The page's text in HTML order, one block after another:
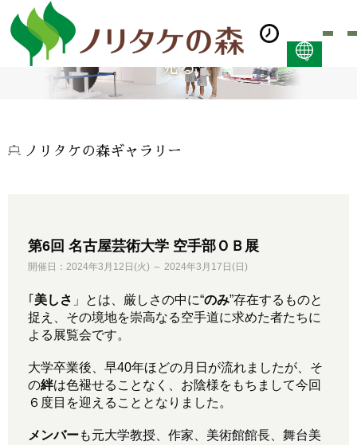
한국어 (PDF:609KB)
見る
ノリタケの森ギャラリー
第6回 名古屋芸術大学 空手部ＯＢ展
開催日：2024年3月12日(火) ～ 2024年3月17日(日)
｢ 美しさ 」とは、厳しさの中に“のみ”存在するものと
捉え、その境地を崇高なる空手道に求めた者たちに
よる展覧会です。
大学卒業後、早40年ほどの月日が流れましたが、そ
の絆は色褪せることなく、お陰様をもちまして今回
６度目を迎えることとなりました。
メンバーも元大学教授、作家、美術館館長、舞台美